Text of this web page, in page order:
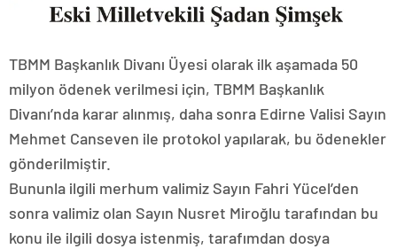
TBMM Başkanlık Divanı Üyesi olarak ilk aşamada 50
milyon ödenek verilmesi için, TBMM Başkanlık
Divanı’nda karar alınmış, daha sonra Edirne Valisi Sayın
Mehmet Canseven ile protokol yapılarak, bu ödenekler
gönderilmiştir.
Bununla ilgili merhum valimiz Sayın Fahri Yücel’den
sonra valimiz olan Sayın Nusret Miroğlu tarafından bu
konu ile ilgili dosya istenmiş, tarafımdan dosya